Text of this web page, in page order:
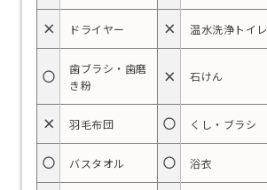
× ドライヤー × 温水洗浄トイレ
○
歯ブラシ・歯磨
き粉
× 石けん
× 羽毛布団 ○ くし・ブラシ
○ バスタオル ○ 浴衣